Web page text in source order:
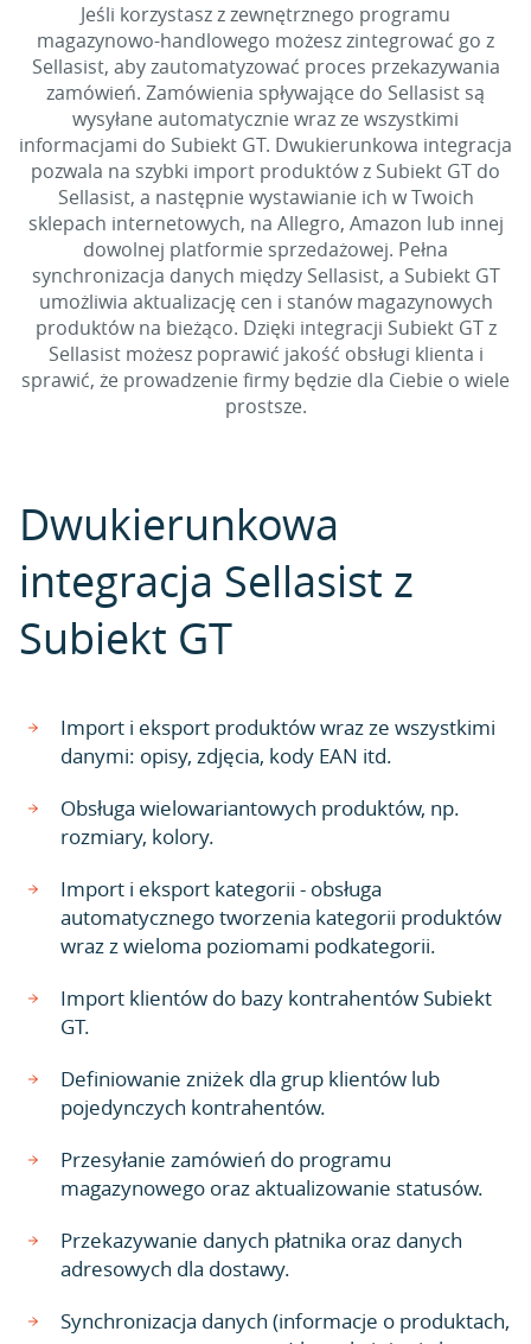
Jeśli korzystasz z zewnętrznego programu
magazynowo-handlowego możesz zintegrować go z
Sellasist, aby zautomatyzować proces przekazywania
zamówień. Zamówienia spływające do Sellasist są
wysyłane automatycznie wraz ze wszystkimi
informacjami do Subiekt GT. Dwukierunkowa integracja
pozwala na szybki import produktów z Subiekt GT do
Sellasist, a następnie wystawianie ich w Twoich
sklepach internetowych, na Allegro, Amazon lub innej
dowolnej platformie sprzedażowej. Pełna
synchronizacja danych między Sellasist, a Subiekt GT
umożliwia aktualizację cen i stanów magazynowych
produktów na bieżąco. Dzięki integracji Subiekt GT z
Sellasist możesz poprawić jakość obsługi klienta i
sprawić, że prowadzenie firmy będzie dla Ciebie o wiele
prostsze.
Dwukierunkowa
integracja Sellasist z
Subiekt GT
Import i eksport produktów wraz ze wszystkimi
danymi: opisy, zdjęcia, kody EAN itd.
Obsługa wielowariantowych produktów, np.
rozmiary, kolory.
Import i eksport kategorii - obsługa
automatycznego tworzenia kategorii produktów
wraz z wieloma poziomami podkategorii.
Import klientów do bazy kontrahentów Subiekt
GT.
Definiowanie zniżek dla grup klientów lub
pojedynczych kontrahentów.
Przesyłanie zamówień do programu
magazynowego oraz aktualizowanie statusów.
Przekazywanie danych płatnika oraz danych
adresowych dla dostawy.
Synchronizacja danych (informacje o produktach,